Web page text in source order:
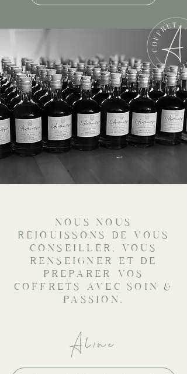
NOUS NOUS
REJOUISSONS DE VOUS
CONSEILLER, VOUS
RENSEIGNER ET DE
PREPARER VOS
COFFRETS AVEC SOIN &
PASSION.
Aline